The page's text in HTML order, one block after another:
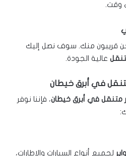
وقت.
قريبون منك. سوف نصل إليك
عالية الجودة.
في أبرق خيطان
متنقل في أبرق خيطان، فإننا نوفر
لجميع أنواع السيارات والإطارات،